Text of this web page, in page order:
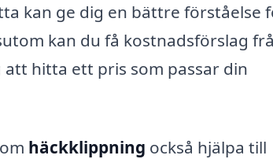
kan ge dig en bättre förståelse
kan du få kostnadsförslag
hitta ett pris som passar din
häckklippning också hjälpa till